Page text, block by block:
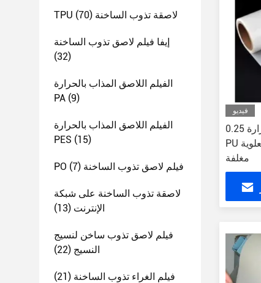
TPU لاصقة تذوب الساخنة (70)
إيفا فيلم لاصق تذوب الساخنة
(32)
الفيلم اللاصق المذاب بالحرارة
PA (9)
الفيلم اللاصق المذاب بالحرارة
PES (15)
PO فيلم لاصق تذوب الساخنة (7)
لاصقة تذوب الساخنة على شبكة
الإنترنت (13)
فيلم لاصق تذوب ساخن لنسيج
النسيج (22)
فيلم الغراء تذوب الساخنة (21)
فيديو
0.25 مم إيفا فيلم لاصق تذوب بالحرارة
PU شكل نعل الحذاء البطانة العلوية
مغلفة